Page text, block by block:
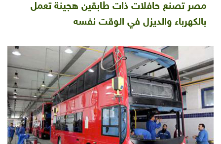
مصر تصنع حافلات ذات طابقين هجينة تعمل
بالكهرباء والديزل في الوقت نفسه